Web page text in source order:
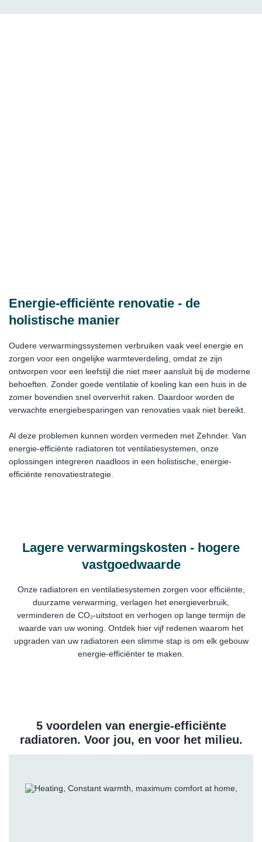
Energie-efficiënte renovatie - de
holistische manier
Oudere verwarmingssystemen verbruiken vaak veel energie en
zorgen voor een ongelijke warmteverdeling, omdat ze zijn
ontworpen voor een leefstijl die niet meer aansluit bij de moderne
behoeften. Zonder goede ventilatie of koeling kan een huis in de
zomer bovendien snel oververhit raken. Daardoor worden de
verwachte energiebesparingen van renovaties vaak niet bereikt.
Al deze problemen kunnen worden vermeden met Zehnder. Van
energie-efficiënte radiatoren tot ventilatiesystemen, onze
oplossingen integreren naadloos in een holistische, energie-
efficiënte renovatiestrategie.
Lagere verwarmingskosten - hogere
vastgoedwaarde
Onze radiatoren en ventilatiesystemen zorgen voor efficiënte,
duurzame verwarming, verlagen het energieverbruik,
verminderen de CO₂-uitstoot en verhogen op lange termijn de
waarde van uw woning. Ontdek hier vijf redenen waarom het
upgraden van uw radiatoren een slimme stap is om elk gebouw
energie-efficiënter te maken.
5 voordelen van energie-efficiënte
radiatoren. Voor jou, en voor het milieu.